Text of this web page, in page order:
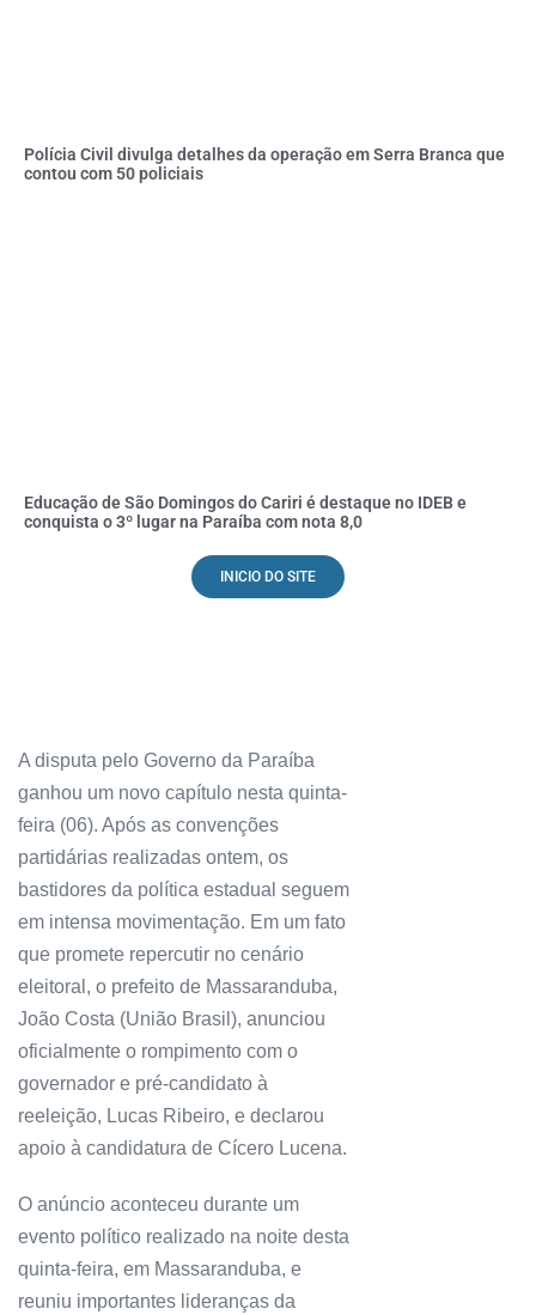
Polícia Civil divulga detalhes da operação em Serra Branca que
contou com 50 policiais
Educação de São Domingos do Cariri é destaque no IDEB e
conquista o 3º lugar na Paraíba com nota 8,0
INICIO DO SITE
A disputa pelo Governo da Paraíba
ganhou um novo capítulo nesta quinta-
feira (06). Após as convenções
partidárias realizadas ontem, os
bastidores da política estadual seguem
em intensa movimentação. Em um fato
que promete repercutir no cenário
eleitoral, o prefeito de Massaranduba,
João Costa (União Brasil), anunciou
oficialmente o rompimento com o
governador e pré-candidato à
reeleição, Lucas Ribeiro, e declarou
apoio à candidatura de Cícero Lucena.
O anúncio aconteceu durante um
evento político realizado na noite desta
quinta-feira, em Massaranduba, e
reuniu importantes lideranças da